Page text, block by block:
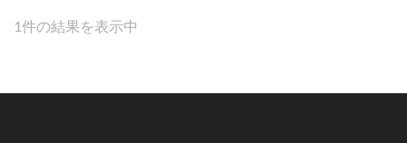
1件の結果を表示中